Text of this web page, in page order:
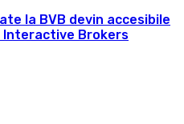
la BVB devin accesibile
Brokers